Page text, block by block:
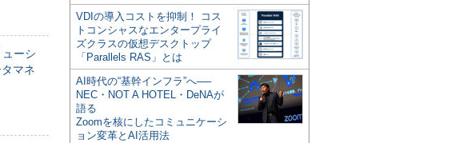
ーシ
マネ
VDIの導入コストを抑制！ コス
トコンシャスなエンタープライ
ズクラスの仮想デスクトップ
「Parallels RAS」とは
AI時代の“基幹インフラ”へ──
NEC・NOT A HOTEL・DeNAが
語る
Zoomを核にしたコミュニケーシ
ョン変革とAI活用法